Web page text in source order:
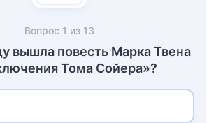
Вопрос 1 из 13
вышла повесть Марка Твена
Тома Сойера»?